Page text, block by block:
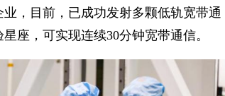
，目前，已成功发射多颗低轨宽带通
座，可实现连续30分钟宽带通信。